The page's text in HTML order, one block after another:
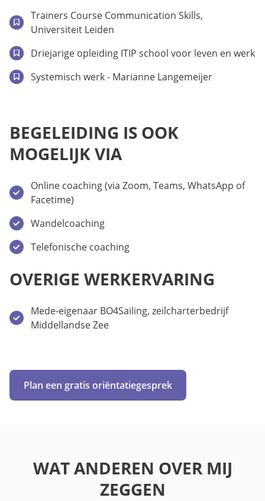
Trainers Course Communication Skills,
Universiteit Leiden
Driejarige opleiding ITIP school voor leven en werk
Systemisch werk - Marianne Langemeijer
BEGELEIDING IS OOK
MOGELIJK VIA
Online coaching (via Zoom, Teams, WhatsApp of
Facetime)
Wandelcoaching
Telefonische coaching
OVERIGE WERKERVARING
Mede-eigenaar BO4Sailing, zeilcharterbedrijf
Middellandse Zee
Plan een gratis oriëntatiegesprek
WAT ANDEREN OVER MIJ
ZEGGEN